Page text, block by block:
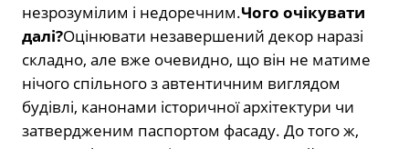
незрозумілим і недоречним.Чого очікувати
далі?Оцінювати незавершений декор наразі
складно, але вже очевидно, що він не матиме
нічого спільного з автентичним виглядом
будівлі, канонами історичної архітектури чи
затвердженим паспортом фасаду. До того ж,